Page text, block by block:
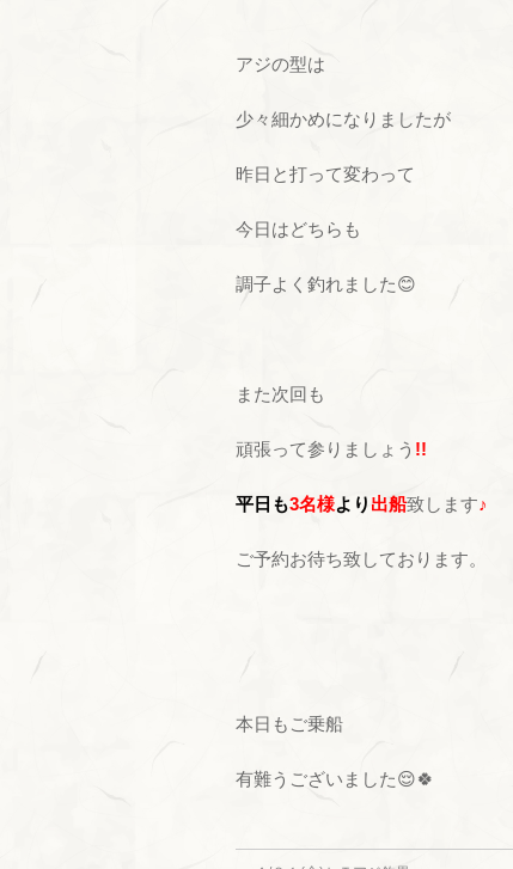
アジの型は
少々細かめになりましたが
昨日と打って変わって
今日はどちらも
調子よく釣れました😊
また次回も
頑張って参りましょう !!
平日も3名様より 出船致します♪
ご予約お待ち致しております。
本日もご乗船
有難うございました😌🍀